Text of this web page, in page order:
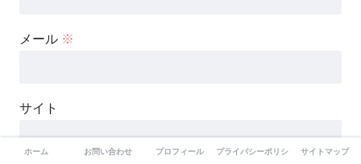
メール ※
サイト
ホーム お問い合わせ プロフィール プライバシーポリシー サイトマップ